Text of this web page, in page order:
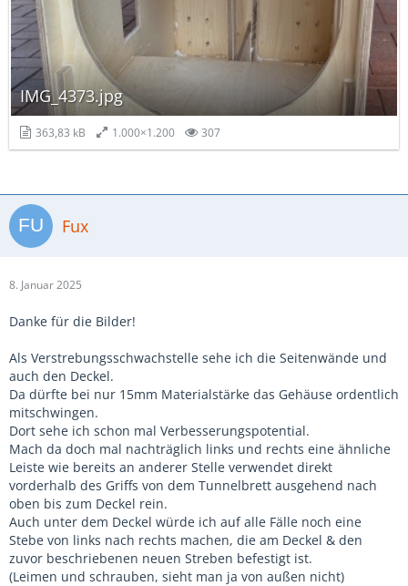
IMG_4373.jpg
363,83 kB 1.000×1.200 307
Fux
8. Januar 2025
Danke für die Bilder!
Als Verstrebungsschwachstelle sehe ich die Seitenwände und
auch den Deckel.
Da dürfte bei nur 15mm Materialstärke das Gehäuse ordentlich
mitschwingen.
Dort sehe ich schon mal Verbesserungspotential.
Mach da doch mal nachträglich links und rechts eine ähnliche
Leiste wie bereits an anderer Stelle verwendet direkt
vorderhalb des Griffs von dem Tunnelbrett ausgehend nach
oben bis zum Deckel rein.
Auch unter dem Deckel würde ich auf alle Fälle noch eine
Stebe von links nach rechts machen, die am Deckel & den
zuvor beschriebenen neuen Streben befestigt ist.
(Leimen und schrauben, sieht man ja von außen nicht)